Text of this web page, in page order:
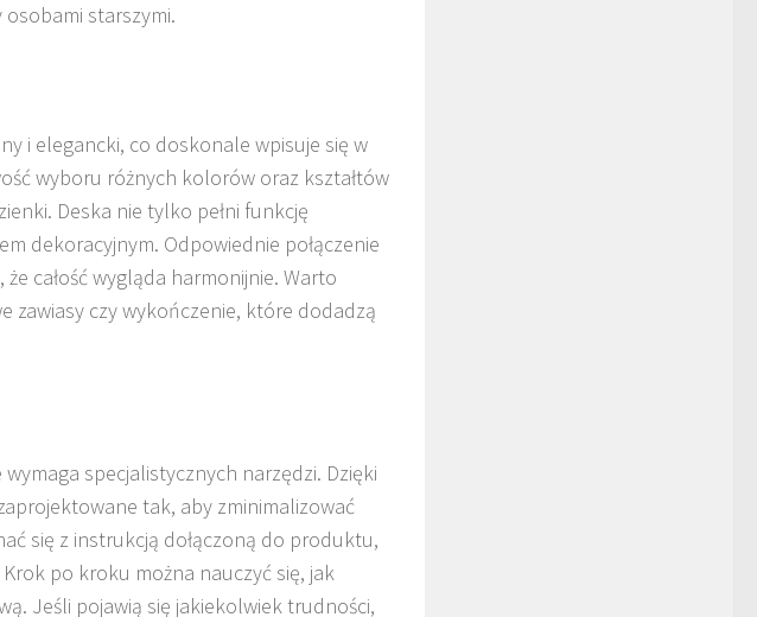
osobami starszymi.
i elegancki, co doskonale wpisuje się w
wyboru różnych kolorów oraz kształtów
Deska nie tylko pełni funkcję
dekoracyjnym. Odpowiednie połączenie
całość wygląda harmonijnie. Warto
zawiasy czy wykończenie, które dodadzą
specjalistycznych narzędzi. Dzięki
tak, aby zminimalizować
się z instrukcją dołączoną do produktu,
po kroku można nauczyć się, jak
Jeśli pojawią się jakiekolwiek trudności,